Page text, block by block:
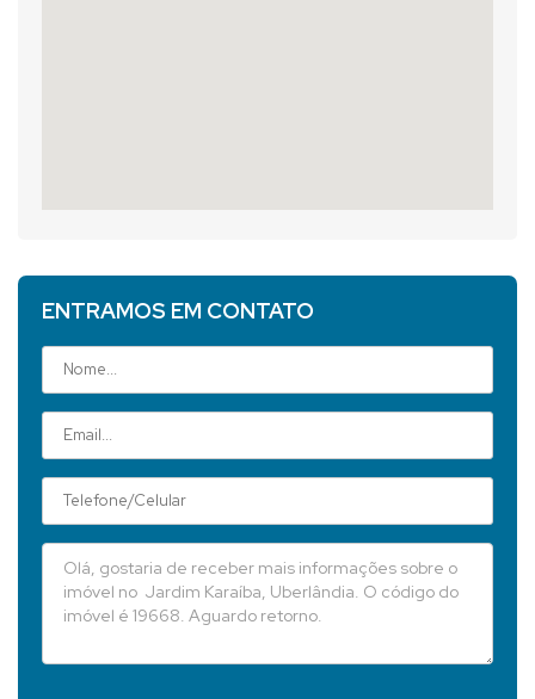
ENTRAMOS EM CONTATO